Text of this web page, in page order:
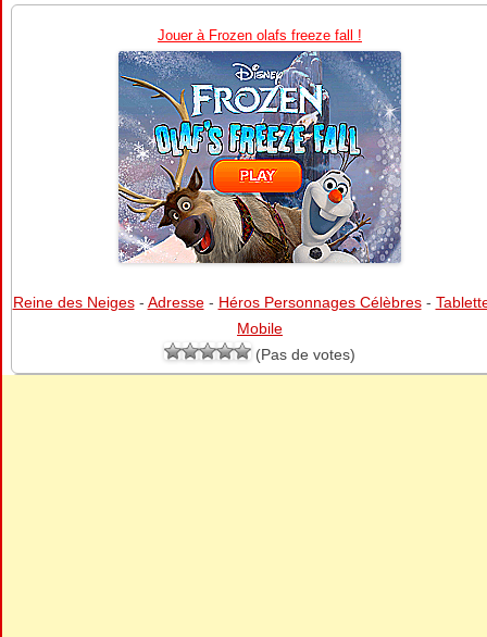
Jouer à Frozen olafs freeze fall !
Reine des Neiges- Adresse- Héros Personnages Célèbres-
Mobile
(Pas de votes)